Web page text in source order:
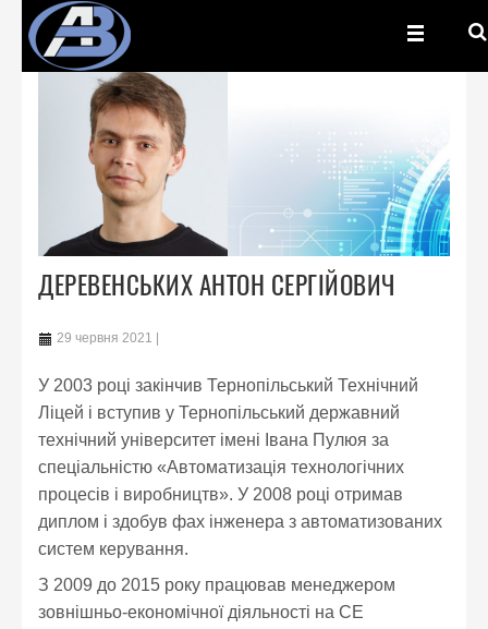
ДЕРЕВЕНСЬКИХ АНТОН СЕРГІЙОВИЧ
29 червня 2021
У 2003 році закінчив Тернопільський Технічний
Ліцей і вступив у Тернопільський державний
технічний університет імені Івана Пулюя за
спеціальністю «Автоматизація технологічних
процесів і виробництв». У 2008 році отримав
диплом і здобув фах інженера з автоматизованих
систем керування.
З 2009 до 2015 року працював менеджером
зовнішньо-економічної діяльності на СЕ